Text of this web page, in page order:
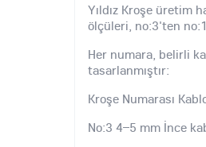
Yıldız Kroşe üretim
ölçüleri, no:3'ten
Her numara, belirli
tasarlanmıştır:
Kroşe Numarası
No:3 4–5 mm İnce